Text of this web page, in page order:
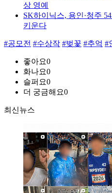
상 영예
SK하이닉스, 용인·청주
키운다
#공모전 #수상작 #벚꽃 #추억 #
좋아요0
화나요0
슬퍼요0
더 궁금해요0
최신뉴스